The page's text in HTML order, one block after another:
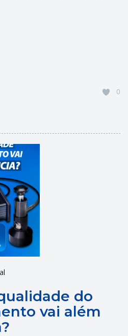
0
do
vai além